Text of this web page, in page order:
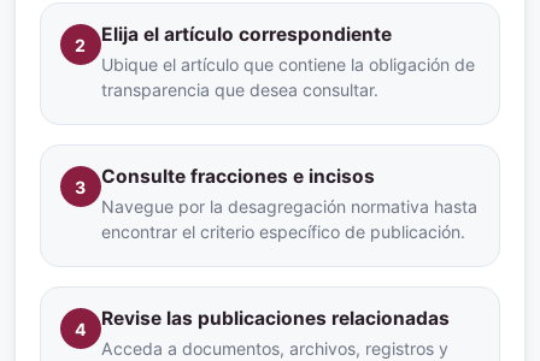
2 Elija el artículo correspondiente
Ubique el artículo que contiene la obligación de
transparencia que desea consultar.
3 Consulte fracciones e incisos
Navegue por la desagregación normativa hasta
encontrar el criterio específico de publicación.
4 Revise las publicaciones relacionadas
Acceda a documentos, archivos, registros y